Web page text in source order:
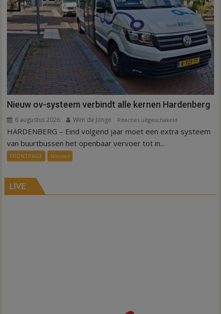
Nieuw ov-systeem verbindt alle kernen Hardenberg
6 augustus 2026 Wim de Jonge Reacties uitgeschakeld
Nieuw
Hardenberg
HARDENBERG – Eind volgend jaar moet een extra systeem
van buurtbussen het openbaar vervoer tot in...
FRONTPAGE Nieuws
LIVE